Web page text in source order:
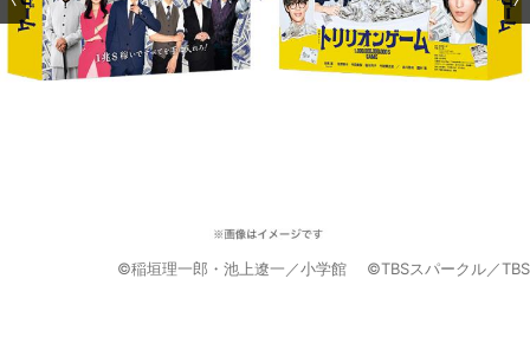
©稲垣理一郎・池上遼一／小学館 ©TBSスパークル／TBS